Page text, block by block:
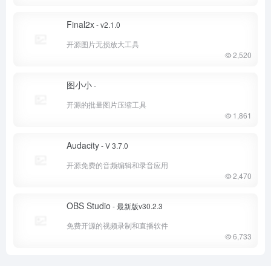
Final2x- v2.1.0
开源图片无损放大工具
2,520
图小小-
开源的批量图片压缩工具
1,861
Audacity- V 3.7.0
开源免费的音频编辑和录音应用
2,470
OBS Studio - 最新版v30.2.3
免费开源的视频录制和直播软件
6,733